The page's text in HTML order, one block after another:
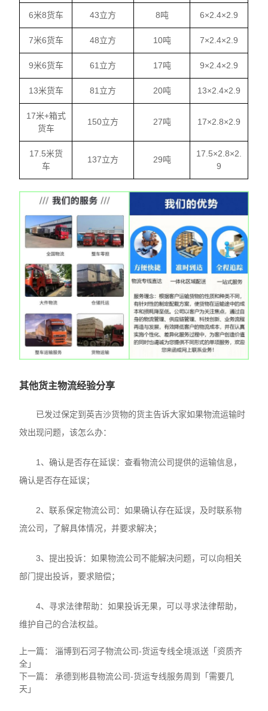
6米8货车 43立方 8吨 6×2.4×2.9
7米6货车 48立方 10吨 7×2.4×2.9
9米6货车 61立方 17吨 9×2.4×2.9
13米货车 81立方 20吨 13×2.4×2.9
17米+箱式
货车
150立方 27吨 17×2.8×2.9
17.5米货
车
137立方 29吨
17.5×2.8×2.
9
其他货主物流经验分享
已发过保定到英吉沙货物的货主告诉大家如果物流运输时
效出现问题，该怎么办：
1、确认是否存在延误：查看物流公司提供的运输信息，
确认是否存在延误；
2、联系保定物流公司：如果确认存在延误，及时联系物
流公司，了解具体情况，并要求解决；
3、提出投诉：如果物流公司不能解决问题，可以向相关
部门提出投诉，要求赔偿；
4、寻求法律帮助：如果投诉无果，可以寻求法律帮助，
维护自己的合法权益。
上一篇：淄博到石河子物流公司-货运专线全境派送「资质齐
全」
下一篇： 承德到彬县物流公司-货运专线服务周到「需要几
天」